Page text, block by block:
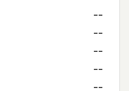
--
--
--
--
--